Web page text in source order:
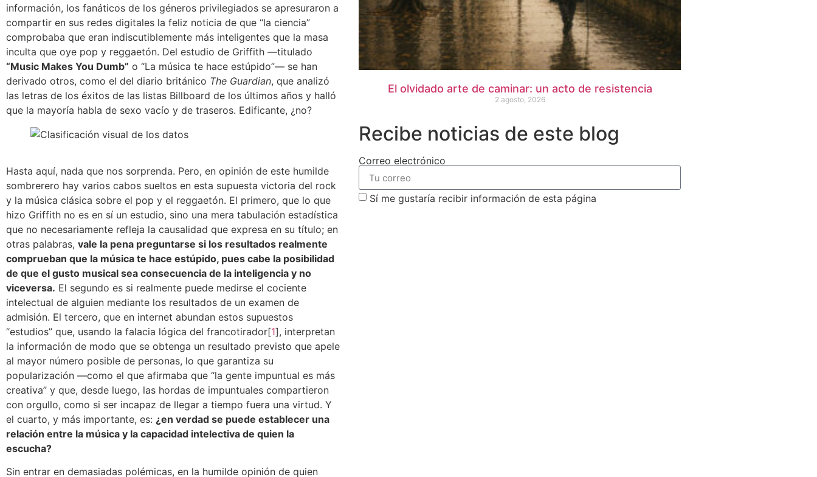
información, los fanáticos de los géneros privilegiados se apresuraron a
compartir en sus redes digitales la feliz noticia de que “la ciencia”
comprobaba que eran indiscutiblemente más inteligentes que la masa
inculta que oye pop y reggaetón. Del estudio de Griffith —titulado
“Music Makes You Dumb” o “La música te hace estúpido”— se han
derivado otros, como el del diario británico The Guardian, que analizó
las letras de los éxitos de las listas Billboard de los últimos años y halló
que la mayoría habla de sexo vacío y de traseros. Edificante, ¿no?
Hasta aquí, nada que nos sorprenda. Pero, en opinión de este humilde
sombrerero hay varios cabos sueltos en esta supuesta victoria del rock
y la música clásica sobre el pop y el reggaetón. El primero, que lo que
hizo Griffith no es en sí un estudio, sino una mera tabulación estadística
que no necesariamente refleja la causalidad que expresa en su título; en
otras palabras, vale la pena preguntarse si los resultados realmente
comprueban que la música te hace estúpido, pues cabe la posibilidad
de que el gusto musical sea consecuencia de la inteligencia y no
viceversa. El segundo es si realmente puede medirse el cociente
intelectual de alguien mediante los resultados de un examen de
admisión. El tercero, que en internet abundan estos supuestos
“estudios” que, usando la falacia lógica del francotirador[1], interpretan
la información de modo que se obtenga un resultado previsto que apele
al mayor número posible de personas, lo que garantiza su
popularización —como el que afirmaba que “la gente impuntual es más
creativa” y que, desde luego, las hordas de impuntuales compartieron
con orgullo, como si ser incapaz de llegar a tiempo fuera una virtud. Y
el cuarto, y más importante, es: ¿en verdad se puede establecer una
relación entre la música y la capacidad intelectiva de quien la
escucha?
Sin entrar en demasiadas polémicas, en la humilde opinión de quien
El olvidado arte de caminar: un acto de resistencia
2 agosto, 2026
Recibe noticias de este blog
Correo electrónico
Sí me gustaría recibir información de esta página